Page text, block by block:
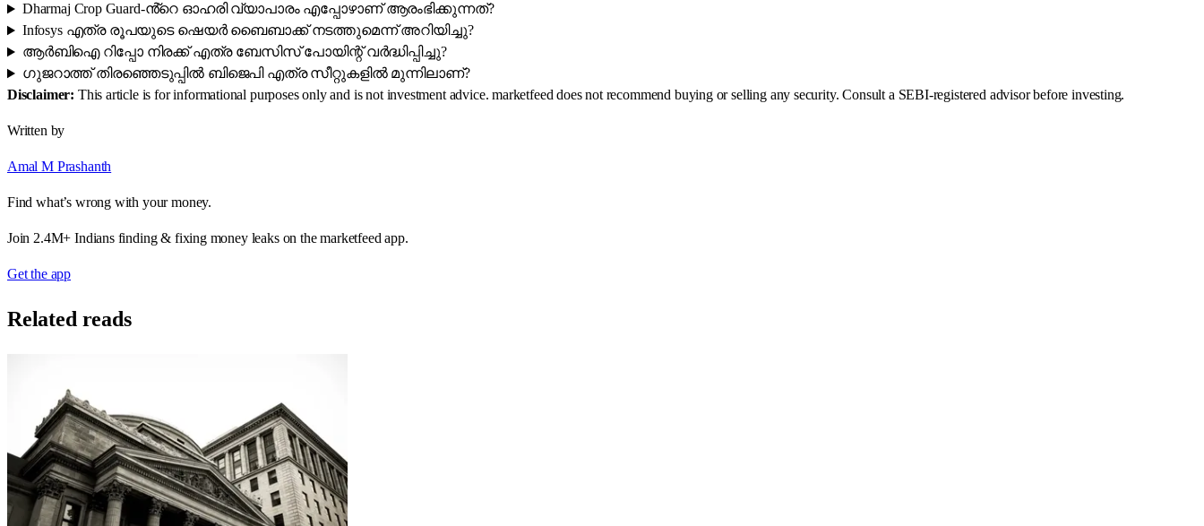
Dharmaj Crop Guard-ൻ്റെ ഓഹരി വ്യാപാരം എപ്പോഴാണ് ആരംഭിക്കുന്നത്?
Infosys എത്ര രൂപയുടെ ഷെയർ ബൈബാക്ക് നടത്തുമെന്ന് അറിയിച്ചു?
ആർബിഐ റിപ്പോ നിരക്ക് എത്ര ബേസിസ് പോയിന്റ് വർദ്ധിപ്പിച്ചു?
ഗുജറാത്ത് തിരഞ്ഞെടുപ്പിൽ ബിജെപി എത്ര സീറ്റുകളിൽ മുന്നിലാണ്?
Disclaimer: This article is for informational purposes only and is not investment advice. marketfeed does not recommend buying or selling any security. Consult a SEBI-registered advisor before investing.
Written by
Amal M Prashanth
Find what’s wrong with your money.
Join 2.4M+ Indians finding & fixing money leaks on the marketfeed app.
Get the app
Related reads